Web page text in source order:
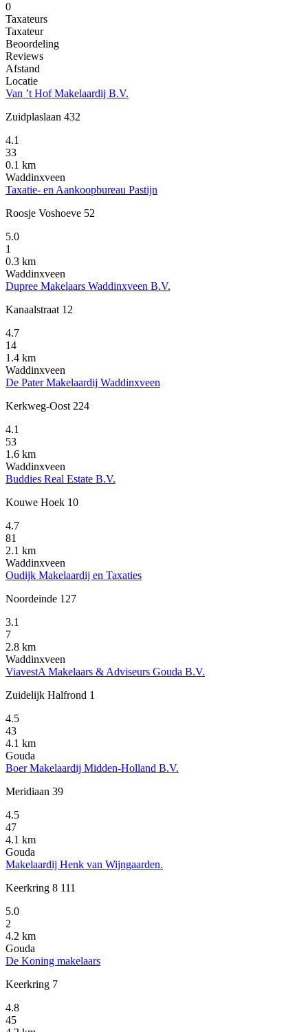
0
Taxateurs
Taxateur
Beoordeling
Reviews
Afstand
Locatie
Van ’t Hof Makelaardij B.V.
Zuidplaslaan 432
4.1
33
0.1 km
Waddinxveen
Taxatie- en Aankoopbureau Pastijn
Roosje Voshoeve 52
5.0
1
0.3 km
Waddinxveen
Dupree Makelaars Waddinxveen B.V.
Kanaalstraat 12
4.7
14
1.4 km
Waddinxveen
De Pater Makelaardij Waddinxveen
Kerkweg-Oost 224
4.1
53
1.6 km
Waddinxveen
Buddies Real Estate B.V.
Kouwe Hoek 10
4.7
81
2.1 km
Waddinxveen
Oudijk Makelaardij en Taxaties
Noordeinde 127
3.1
7
2.8 km
Waddinxveen
ViavestA Makelaars & Adviseurs Gouda B.V.
Zuidelijk Halfrond 1
4.5
43
4.1 km
Gouda
Boer Makelaardij Midden-Holland B.V.
Meridiaan 39
4.5
47
4.1 km
Gouda
Makelaardij Henk van Wijngaarden.
Keerkring 8 111
5.0
2
4.2 km
Gouda
De Koning makelaars
Keerkring 7
4.8
45